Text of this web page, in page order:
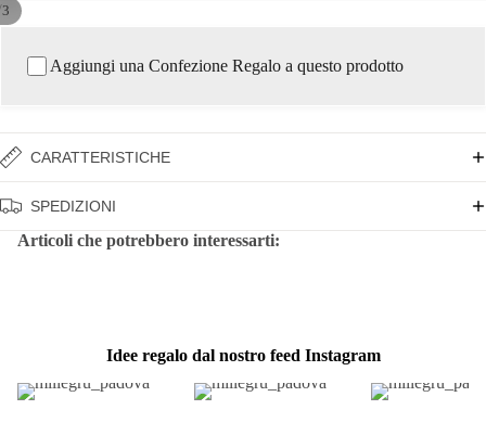
3
Aggiungi una Confezione Regalo a questo prodotto
CARATTERISTICHE
SPEDIZIONI
Articoli che potrebbero interessarti:
Idee regalo dal nostro feed Instagram